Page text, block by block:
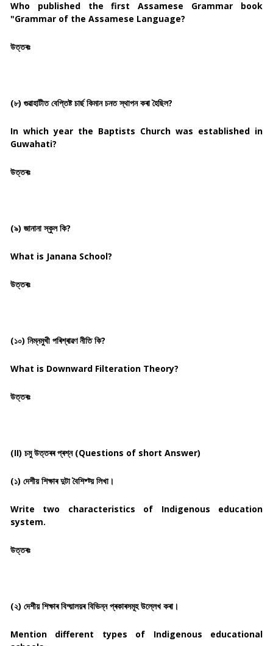
Who published the first Assamese Grammar book
"Grammar of the Assamese Language?
উত্তৰঃ
(৮) গুৱাহাটীত বেপ্তিষ্ট চাৰ্ছ কিমান চনত স্থাপন কৰা হৈছিল?
In which year the Baptists Church was established in
Guwahati?
উত্তৰঃ
(৯) জানানা স্কুল কি?
What is Janana School?
উত্তৰঃ
(১০) নিম্নমুখী পৰিশ্ৰাৱণ নীতি কি?
What is Downward Filteration Theory?
উত্তৰঃ
(II) চমু উত্তৰৰ প্ৰশ্ন (Questions of short Answer)
(১) দেশীয় শিক্ষাৰ দুটা বৈশিষ্ট্য় লিখা।
Write two characteristics of Indigenous education
system.
উত্তৰঃ
(২) দেশীয় শিক্ষাৰ বিদ্য়ালয়ৰ বিভিন্ন প্ৰকাৰসমূহ উল্লেখ কৰা।
Mention different types of Indigenous educational